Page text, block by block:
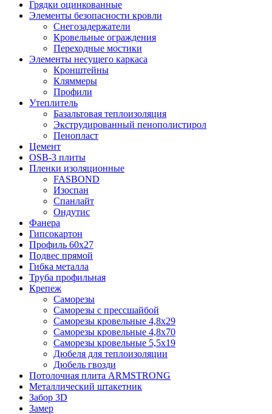
Грядки оцинкованные
Элементы безопасности кровли
Снегозадержатели
Кровельные ограждения
Переходные мостики
Элементы несущего каркаса
Кронштейны
Кляммеры
Профили
Утеплитель
Базальтовая теплоизоляция
Экструдированный пенополистирол
Пенопласт
Цемент
OSB-3 плиты
Пленки изоляционные
FASBOND
Изоспан
Спанлайт
Ондутис
Фанера
Гипсокартон
Профиль 60х27
Подвес прямой
Гибка металла
Труба профильная
Крепеж
Саморезы
Саморезы с прессшайбой
Саморезы кровельные 4,8х29
Саморезы кровельные 4,8х70
Саморезы кровельные 5,5х19
Дюбеля для теплоизоляции
Дюбель гвозди
Потолочная плита ARMSTRONG
Металлический штакетник
Забор 3D
Замер